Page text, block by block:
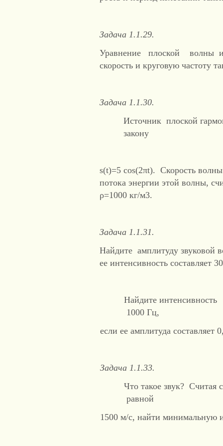
Задача 1.1.29.
Уравнение плоской волны
скорость и круговую частоту
Задача 1.1.30.
Источник плоской
закону
s(t)=5 cos(2πt). Скорость
потока энергии этой волны,
ρ=1000 кг/м3.
Задача 1.1.31.
Найдите амплитуду звуковой
ее интенсивность составляет
Найдите
1000 Гц,
если ее амплитуда составляет
Задача 1.1.33.
Что такое звук? Считая
равной
1500 м/с, найти минимальную